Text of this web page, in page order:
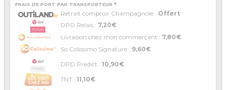
FRAIS DE PORT PAR TRANSPORTEUR *
Retrait comptoir Champagnole : Offert
DPD Relais : 7,20€
Livraison chez mon commerçant : 7,80€
So Colissimo Signature : 9,60€
DPD Predict : 10,90€
TNT : 11,10€